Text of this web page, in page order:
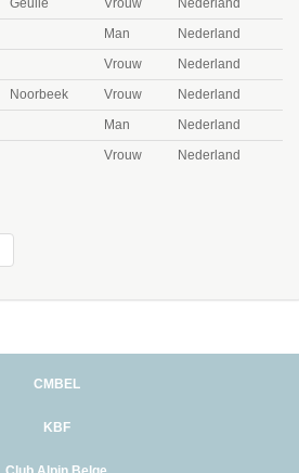
Geulle Vrouw
Nederland
Man
Nederland
Vrouw
Nederland
Noorbeek Vrouw
Nederland
Man
Nederland
Vrouw Nederland
CMBEL
KBF